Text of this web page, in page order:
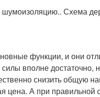
Схема
функции, и они
вполне достаточно,
снизить общую
цена. А при правильной